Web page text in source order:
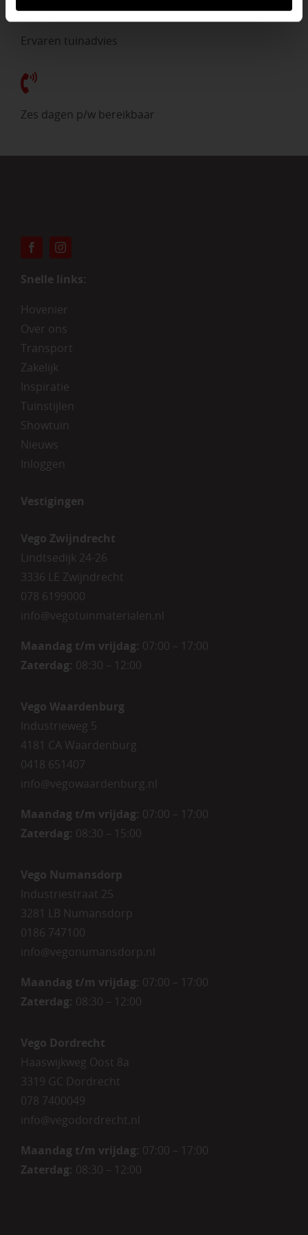
Ervaren tuinadvies
Zes dagen p/w bereikbaar
Snelle links:
Hovenier
Over ons
Transport
Zakelijk
Inspiratie
Tuinstijlen
Showtuin
Nieuws
Inloggen
Vestigingen
Vego Zwijndrecht
Lindtsedijk 24-26
3336 LE Zwijndrecht
078 6199000
info@vegotuinmaterialen.nl
Maandag t/m vrijdag: 07:00 – 17:00
Zaterdag: 08:30 – 12:00
Vego Waardenburg
Industrieweg 5
4181 CA Waardenburg
0418 651407
info@vegowaardenburg.nl
Maandag t/m vrijdag: 07:00 – 17:00
Zaterdag: 08:30 – 15:00
Vego Numansdorp
Industriestraat 25
3281 LB Numansdorp
0186 747100
info@vegonumansdorp.nl
Maandag t/m vrijdag: 07:00 – 17:00
Zaterdag: 08:30 – 12:00
Vego Dordrecht
Haaswijkweg Oost 8a
3319 GC Dordrecht
078 7400049
info@vegodordrecht.nl
Maandag t/m vrijdag: 07:00 – 17:00
Zaterdag: 08:30 – 12:00